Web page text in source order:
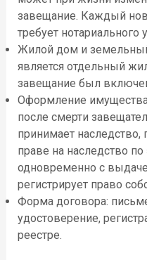
завещание. Каждый
требует нотариального
Жилой дом и
является отдельный
завещание был
Оформление
после смерти
принимает наследство,
праве на наследство
одновременно с
регистрирует право
Форма договора:
удостоверение,
реестре.